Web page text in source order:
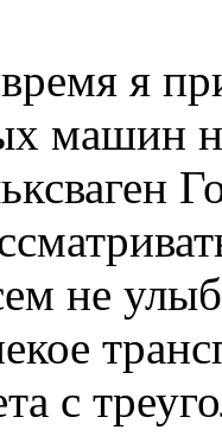
я
машин
не
с